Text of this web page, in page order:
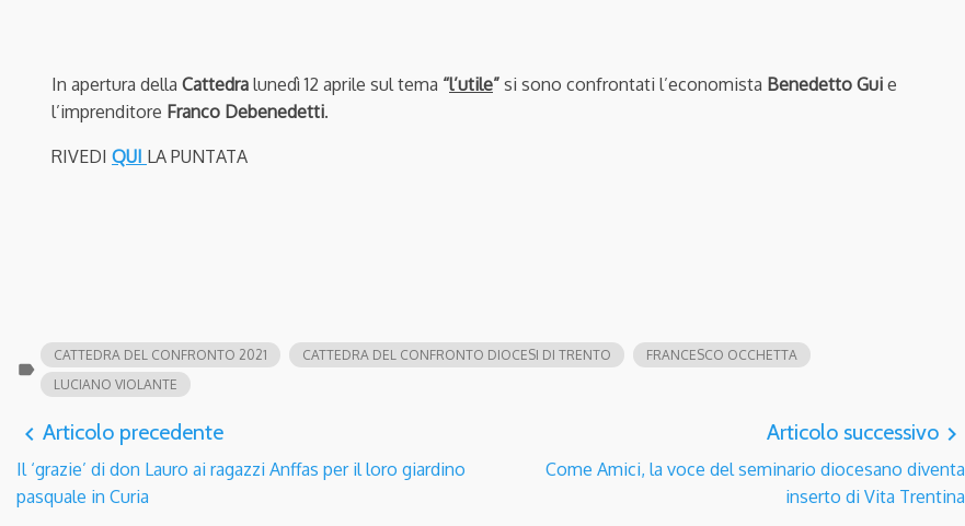
In apertura della Cattedra lunedì 12 aprile sul tema “l’utile” si sono confrontati l’economista Benedetto Gui e
l’imprenditore Franco Debenedetti.
RIVEDI QUI LA PUNTATA
label
CATTEDRA DEL CONFRONTO 2021 CATTEDRA DEL CONFRONTO DIOCESI DI TRENTO
FRANCESCO OCCHETTA
LUCIANO VIOLANTE
navigate_before Articolo precedente
Il ‘grazie’ di don Lauro ai ragazzi Anffas per il loro giardino
pasquale in Curia
Articolo successivo navigate_next
Come Amici, la voce del seminario diocesano diventa
inserto di Vita Trentina